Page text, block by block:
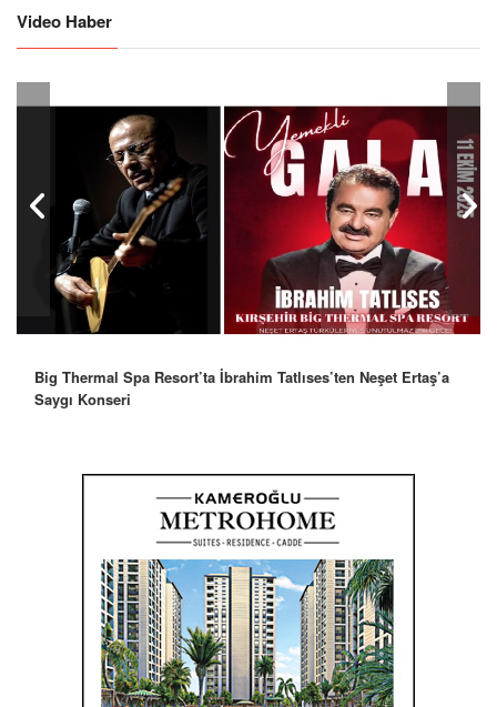
Video Haber
Big Thermal Spa Resort’ta İbrahim Tatlıses’ten Neşet Ertaş’a
Saygı Konseri